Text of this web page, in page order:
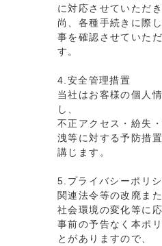
に対応させていただき
尚、各種手続きに際
事を確認させていた
す。
4.安全管理措置
当社はお客様の個人
し、
不正アクセス・紛失
洩等に対する予防措
講じます。
5.プライバシーポリ
関連法令等の改廃ま
社会環境の変化等に応
事前の予告なく本ポ
とがありますので、